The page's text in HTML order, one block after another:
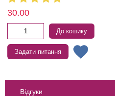
30.00
До кошику
Задати питання
Відгуки